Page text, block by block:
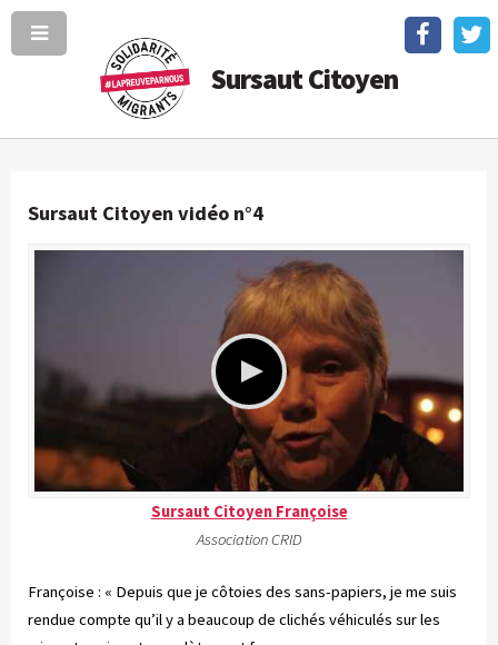
Sursaut Citoyen
Sursaut Citoyen vidéo n°4
Sursaut Citoyen Françoise
Association CRID
Françoise : « Depuis que je côtoies des sans-papiers, je me suis
rendue compte qu’il y a beaucoup de clichés véhiculés sur les